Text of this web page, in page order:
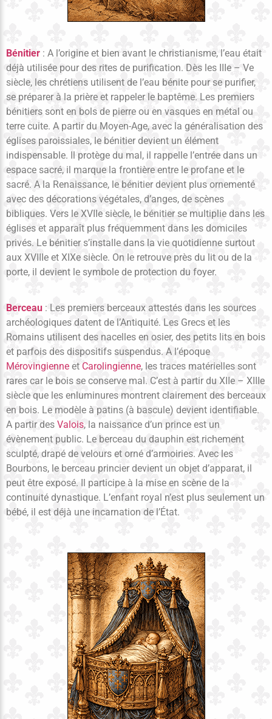
Bénitier : A l’origine et bien avant le christianisme, l’eau était
déjà utilisée pour des rites de purification. Dès les IIIe – Ve
siècle, les chrétiens utilisent de l’eau bénite pour se purifier,
se préparer à la prière et rappeler le baptême. Les premiers
bénitiers sont en bols de pierre ou en vasques en métal ou
terre cuite. A partir du Moyen-Age, avec la généralisation des
églises paroissiales, le bénitier devient un élément
indispensable. Il protège du mal, il rappelle l’entrée dans un
espace sacré, il marque la frontière entre le profane et le
sacré. A la Renaissance, le bénitier devient plus ornementé
avec des décorations végétales, d’anges, de scènes
bibliques. Vers le XVIIe siècle, le bénitier se multiplie dans les
églises et apparaît plus fréquemment dans les domiciles
privés. Le bénitier s’installe dans la vie quotidienne surtout
aux XVIIIe et XIXe siècle. On le retrouve près du lit ou de la
porte, il devient le symbole de protection du foyer.
Berceau : Les premiers berceaux attestés dans les sources
archéologiques datent de l’Antiquité. Les Grecs et les
Romains utilisent des nacelles en osier, des petits lits en bois
et parfois des dispositifs suspendus. A l’époque
Mérovingienne et Carolingienne, les traces matérielles sont
rares car le bois se conserve mal. C’est à partir du XIIe – XIIIe
siècle que les enluminures montrent clairement des berceaux
en bois. Le modèle à patins (à bascule) devient identifiable.
A partir des Valois, la naissance d’un prince est un
évènement public. Le berceau du dauphin est richement
sculpté, drapé de velours et orné d’armoiries. Avec les
Bourbons, le berceau princier devient un objet d’apparat, il
peut être exposé. Il participe à la mise en scène de la
continuité dynastique. L’enfant royal n’est plus seulement un
bébé, il est déjà une incarnation de l’État.